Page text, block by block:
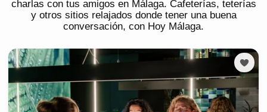
charlas con tus amigos en Málaga. Cafeterías, teterías
y otros sitios relajados donde tener una buena
conversación, con Hoy Málaga.